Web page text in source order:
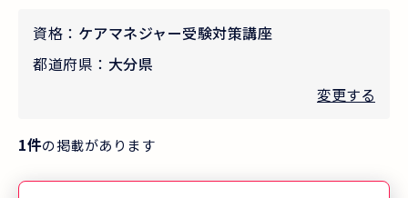
資格： ケアマネジャー受験対策講座
都道府県： 大分県
変更する
1件の掲載があります